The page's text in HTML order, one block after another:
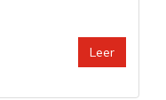
Leer